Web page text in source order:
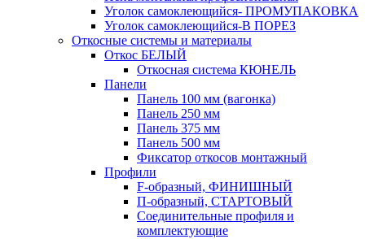
Уголок самоклеющийся- ПРОМУПАКОВКА
Уголок самоклеющийся-В ПОРЕЗ
Откосные системы и материалы
Откос БЕЛЫЙ
Откосная система КЮНЕЛЬ
Панели
Панель 100 мм (вагонка)
Панель 250 мм
Панель 375 мм
Панель 500 мм
Фиксатор откосов монтажный
Профили
F-образный, ФИНИШНЫЙ
П-образный, СТАРТОВЫЙ
Соединительные профиля и
комплектующие